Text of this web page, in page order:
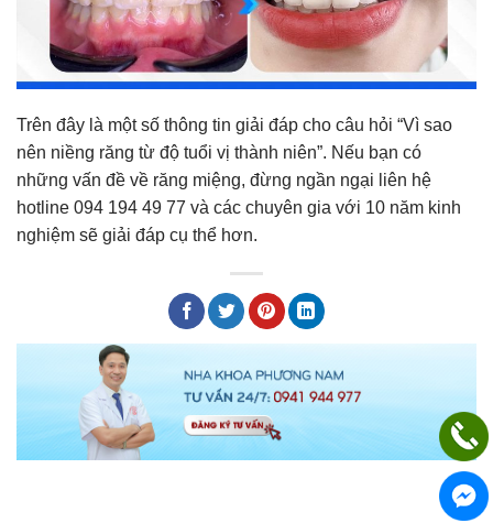
Trên đây là một số thông tin giải đáp cho câu hỏi “Vì sao
nên niềng răng từ độ tuổi vị thành niên”. Nếu bạn có
những vấn đề về răng miệng, đừng ngần ngại liên hệ
hotline 094 194 49 77 và các chuyên gia với 10 năm kinh
nghiệm sẽ giải đáp cụ thể hơn.